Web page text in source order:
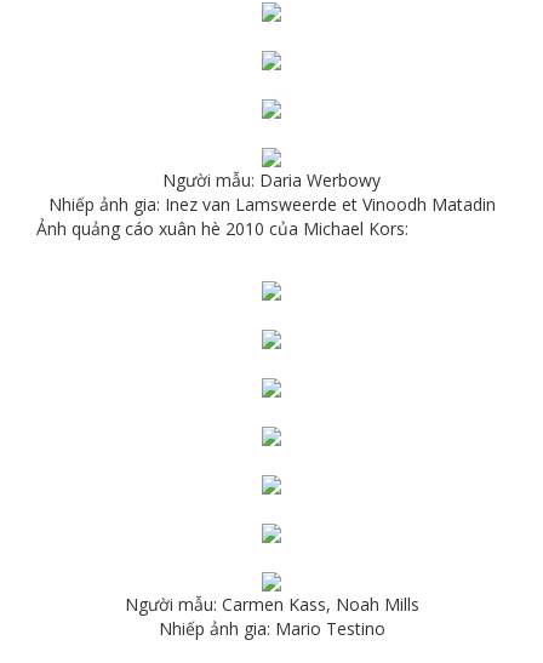
Người mẫu: Daria Werbowy
Nhiếp ảnh gia: Inez van Lamsweerde et Vinoodh Matadin
Ảnh quảng cáo xuân hè 2010 của Michael Kors:
Người mẫu: Carmen Kass, Noah Mills
Nhiếp ảnh gia: Mario Testino